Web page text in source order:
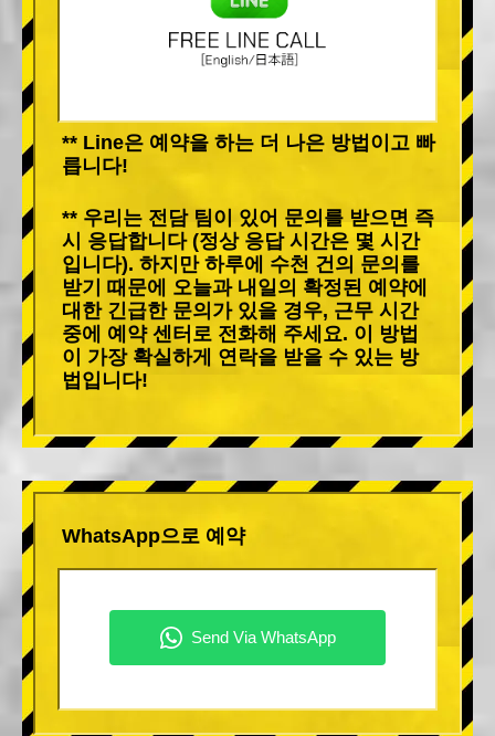
** Line은 예약을 하는 더 나은 방법이고 빠
릅니다!
** 우리는 전담 팀이 있어 문의를 받으면 즉
시 응답합니다 (정상 응답 시간은 몇 시간
입니다). 하지만 하루에 수천 건의 문의를
받기 때문에 오늘과 내일의 확정된 예약에
대한 긴급한 문의가 있을 경우, 근무 시간
중에 예약 센터로 전화해 주세요. 이 방법
이 가장 확실하게 연락을 받을 수 있는 방
법입니다!
WhatsApp으로 예약